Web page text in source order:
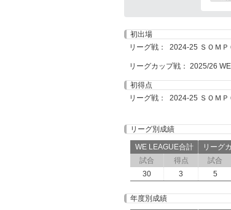
初出場
リーグ戦： 2024-25 ＳＯＭ
リーグカップ戦： 2025/26
初得点
リーグ戦： 2024-25 ＳＯＭ
リーグ別成績
WE LEAGUE合計
リーグ
試合
得点 試合
30
3 5
年度別成績